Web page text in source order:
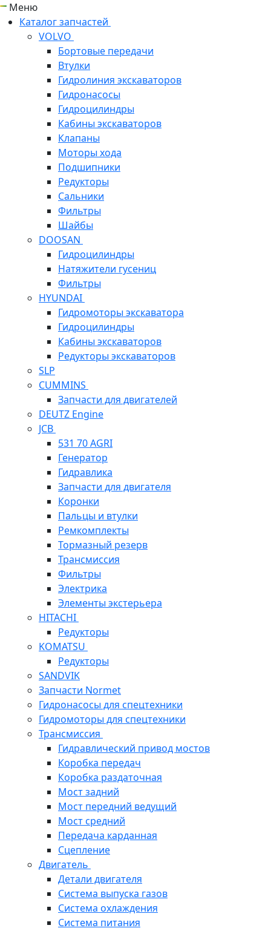
Меню
Каталог запчастей
VOLVO
Бортовые передачи
Втулки
Гидролиния экскаваторов
Гидронасосы
Гидроцилиндры
Кабины экскаваторов
Клапаны
Моторы хода
Подшипники
Редукторы
Сальники
Фильтры
Шайбы
DOOSAN
Гидроцилиндры
Натяжители гусениц
Фильтры
HYUNDAI
Гидромоторы экскаватора
Гидроцилиндры
Кабины экскаваторов
Редукторы экскаваторов
SLP
CUMMINS
Запчасти для двигателей
DEUTZ Engine
JCB
531 70 AGRI
Генератор
Гидравлика
Запчасти для двигателя
Коронки
Пальцы и втулки
Ремкомплекты
Тормазный резерв
Трансмиссия
Фильтры
Электрика
Элементы экстерьера
HITACHI
Редукторы
KOMATSU
Редукторы
SANDVIK
Запчасти Normet
Гидронасосы для спецтехники
Гидромоторы для спецтехники
Трансмиссия
Гидравлический привод мостов
Коробка передач
Коробка раздаточная
Мост задний
Мост передний ведущий
Мост средний
Передача карданная
Сцепление
Двигатель
Детали двигателя
Система выпуска газов
Система охлаждения
Система питания